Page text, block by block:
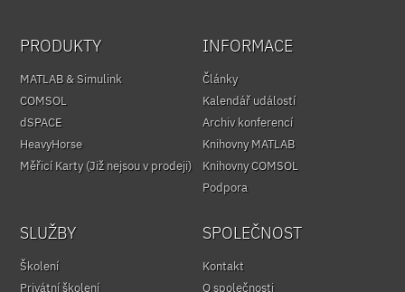
PRODUKTY
MATLAB & Simulink
COMSOL
dSPACE
HeavyHorse
Měřicí Karty (Již nejsou v prodeji)
INFORMACE
Články
Kalendář událostí
Archiv konferencí
Knihovny MATLAB
Knihovny COMSOL
Podpora
SLUŽBY
Školení
Privátní školení
SPOLEČNOST
Kontakt
O společnosti